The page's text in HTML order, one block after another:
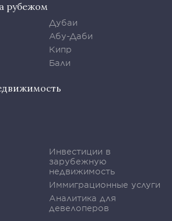
рубежом
Дубаи
Абу-Даби
Кипр
Бали
Инвестиции в
зарубежную
недвижимость
Иммиграционные услуги
Аналитика для
девелоперов